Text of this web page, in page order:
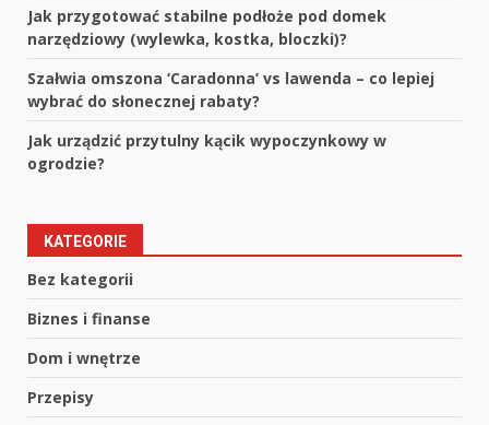
Jak przygotować stabilne podłoże pod domek
narzędziowy (wylewka, kostka, bloczki)?
Szałwia omszona ‘Caradonna’ vs lawenda – co lepiej
wybrać do słonecznej rabaty?
Jak urządzić przytulny kącik wypoczynkowy w
ogrodzie?
KATEGORIE
Bez kategorii
Biznes i finanse
Dom i wnętrze
Przepisy